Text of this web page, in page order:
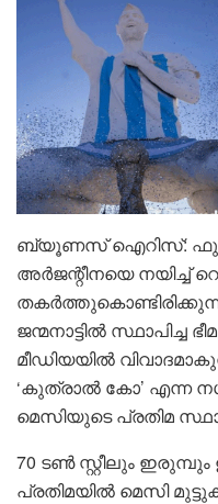
ബ്യൂണസ് ഐറിസ്:
അർജന്റീനയെ നയിച്ച്
ജന്മനാട്ടിൽ
മീഡിയയിൽ
‘കുത്രാൽ കോ’ എന്ന
മെസിയുടെ പ്രതിമ
70 ടൺ സ്റ്റീലും ഇരുമ്പും
പ്രതിമയിൽ മെസി